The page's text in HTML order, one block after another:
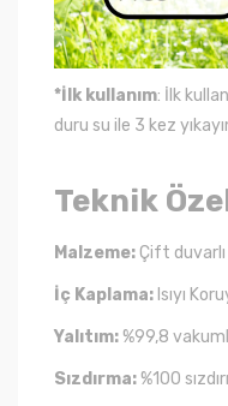
*İlk kullanım: İlk
duru su ile 3 kez
Teknik
Malzeme: Çift
İç Kaplama: Isıyı
Yalıtım: %99,8
Sızdırma: %100